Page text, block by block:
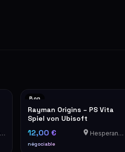
Bon
Rayman Origins – PS Vita
Spiel von Ubisoft
12,00 €
négociable
Hesperange